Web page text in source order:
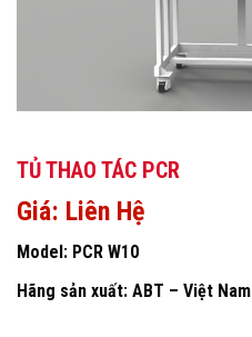
TỦ THAO TÁC PCR
Giá: Liên Hệ
Model: PCR W10
Hãng sản xuất: ABT – Việt Nam